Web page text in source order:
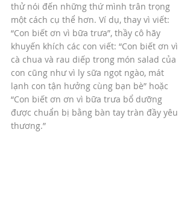
thử nói đến những thứ mình trân trọng
một cách cụ thể hơn. Ví dụ, thay vì viết:
“Con biết ơn vì bữa trưa”, thầy cô hãy
khuyến khích các con viết: “Con biết ơn vì
cà chua và rau diếp trong món salad của
con cũng như vì ly sữa ngọt ngào, mát
lạnh con tận hưởng cùng bạn bè” hoặc
“Con biết ơn ơn vì bữa trưa bổ dưỡng
được chuẩn bị bằng bàn tay tràn đầy yêu
thương.”